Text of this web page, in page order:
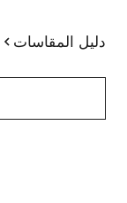
دليل المقاسات